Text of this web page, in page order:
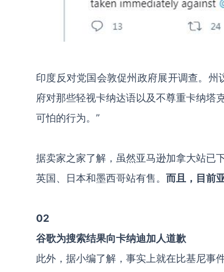
印度反对党国会敦促州政府展开调查。
府对那些轻视卡纳达语以及不尊重卡纳塔
可怕的行为。”
据卖家之家了解，虽然亚马逊加拿大站已
英国、日本和墨西哥站有售。 而且，目前
02
谷歌为搜索结果向卡纳迪加人道歉
此外，据小编了解，事实上就在比基尼事